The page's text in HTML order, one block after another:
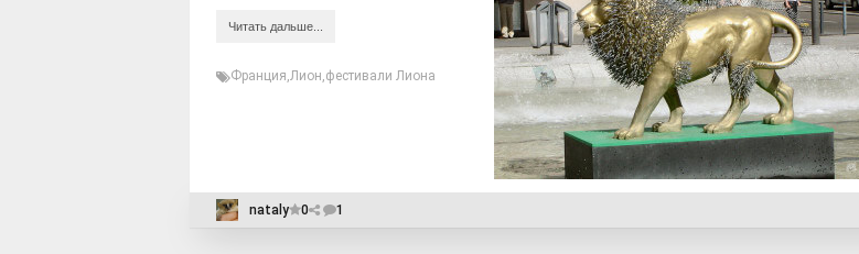
Читать дальше...
Франция,Лион,фестивали Лиона
nataly 0 1